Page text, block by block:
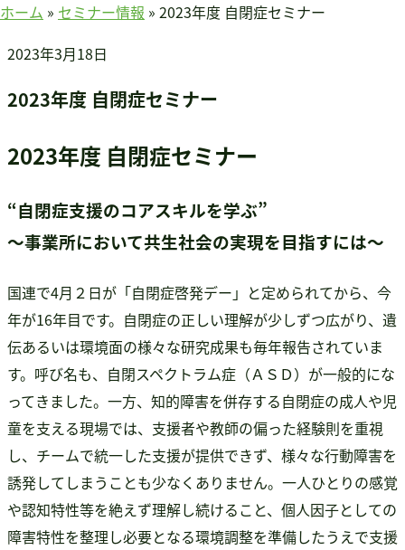
ホーム » セミナー情報 » 2023年度 自閉症セミナー
2023年3月18日
2023年度 自閉症セミナー
2023年度 自閉症セミナー
“自閉症支援のコアスキルを学ぶ”
～事業所において共生社会の実現を目指すには～
国連で4月２日が「自閉症啓発デー」と定められてから、今
年が16年目です。自閉症の正しい理解が少しずつ広がり、遺
伝あるいは環境面の様々な研究成果も毎年報告されていま
す。呼び名も、自閉スペクトラム症（ＡＳＤ）が一般的にな
ってきました。一方、知的障害を併存する自閉症の成人や児
童を支える現場では、支援者や教師の偏った経験則を重視
し、チームで統一した支援が提供できず、様々な行動障害を
誘発してしまうことも少なくありません。一人ひとりの感覚
や認知特性等を絶えず理解し続けること、個人因子としての
障害特性を整理し必要となる環境調整を準備したうえで支援
当連盟について
会長挨拶
定款
アクセス
関連団体
国際事業
アジア知的障害連盟
途上国支援
国内事業
啓発事業
調査・研究事業
セミナー情報
書籍・DVD販売
書籍・DVD販売
おすすめ書籍
支援のお願い
会員募集